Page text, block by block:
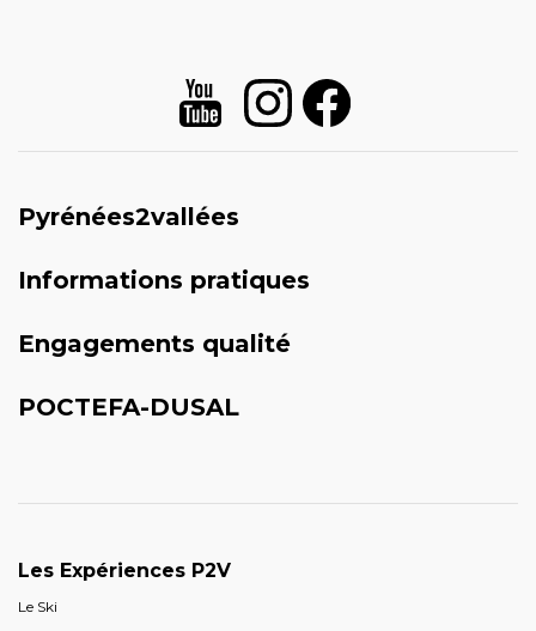
Pyrénées2vallées
Informations pratiques
Engagements qualité
POCTEFA-DUSAL
Les Expériences P2V
Le Ski